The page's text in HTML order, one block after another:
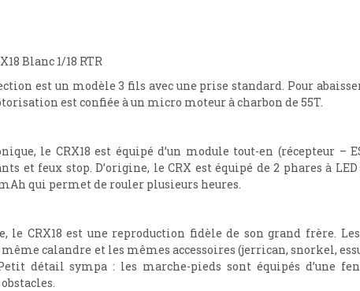
Blanc 1/18 RTR
est un modèle 3 fils avec une prise standard. Pour
est confiée à un micro moteur à charbon de 55T.
le CRX18 est équipé d’un module tout-en (récepteur –
et feux stop. D’origine, le CRX est équipé de 2 phares à
mAh qui permet de rouler plusieurs heures.
le CRX18 est une reproduction fidèle de son grand frère.
calandre et les mêmes accessoires (jerrican, snorkel,
détail sympa : les marche-pieds sont équipés d’une